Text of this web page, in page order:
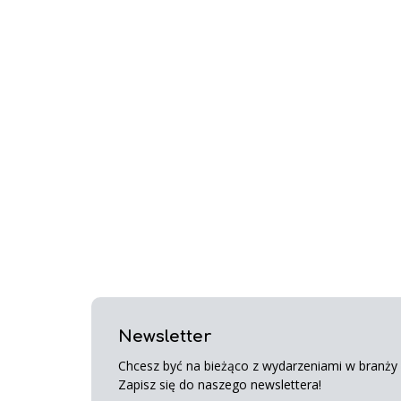
Newsletter
Chcesz być na bieżąco z wydarzeniami w
Zapisz się do naszego newslettera!